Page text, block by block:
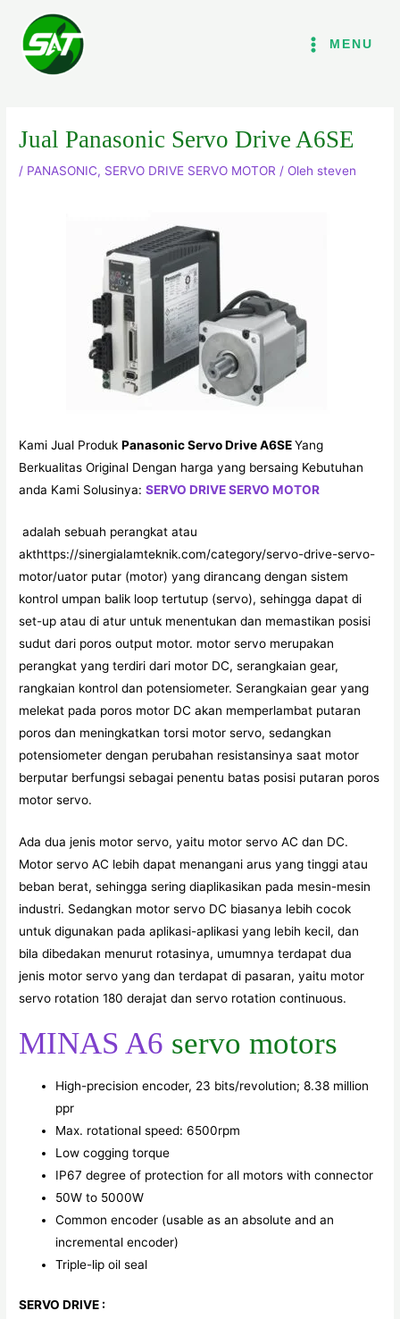
konten
MENU
Jual Panasonic Servo Drive A6SE
/ PANASONIC, SERVO DRIVE SERVO MOTOR / Oleh steven
Kami Jual ProdukPanasonic Servo Drive A6SEYang
Berkualitas Original Dengan harga yang bersaing Kebutuhan
anda Kami Solusinya:SERVO DRIVE SERVO MOTOR
adalah sebuah perangkat atau
akthttps://sinergialamteknik.com/category/servo-drive-servo-
motor/uator putar (motor) yang dirancang dengan sistem
kontrol umpan balik loop tertutup (servo), sehingga dapat di
set-up atau di atur untuk menentukan dan memastikan posisi
sudut dari poros output motor. motor servo merupakan
perangkat yang terdiri dari motor DC, serangkaian gear,
rangkaian kontrol dan potensiometer. Serangkaian gear yang
melekat pada poros motor DC akan memperlambat putaran
poros dan meningkatkan torsi motor servo, sedangkan
potensiometer dengan perubahan resistansinya saat motor
berputar berfungsi sebagai penentu batas posisi putaran poros
motor servo.
Ada dua jenis motor servo, yaitu motor servo AC dan DC.
Motor servo AC lebih dapat menangani arus yang tinggi atau
beban berat, sehingga sering diaplikasikan pada mesin-mesin
industri. Sedangkan motor servo DC biasanya lebih cocok
untuk digunakan pada aplikasi-aplikasi yang lebih kecil, dan
bila dibedakan menurut rotasinya, umumnya terdapat dua
jenis motor servo yang dan terdapat di pasaran, yaitu motor
servo rotation 180 derajat dan servo rotation continuous.
MINAS A6 servo motors
High-precision encoder, 23 bits/revolution; 8.38 million
ppr
Max. rotational speed: 6500rpm
Low cogging torque
IP67 degree of protection for all motors with connector
50W to 5000W
Common encoder (usable as an absolute and an
incremental encoder)
Triple-lip oil seal
SERVO DRIVE :